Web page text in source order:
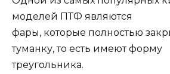
моделей ПТФ являются
фары, которые полностью
туманку, то есть имеют форму
треугольника.